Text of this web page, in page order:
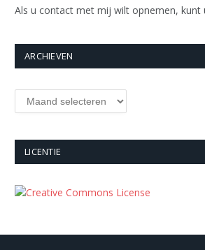
Als u contact met mij wilt opnemen, kunt
ARCHIEVEN
Archieven
LICENTIE